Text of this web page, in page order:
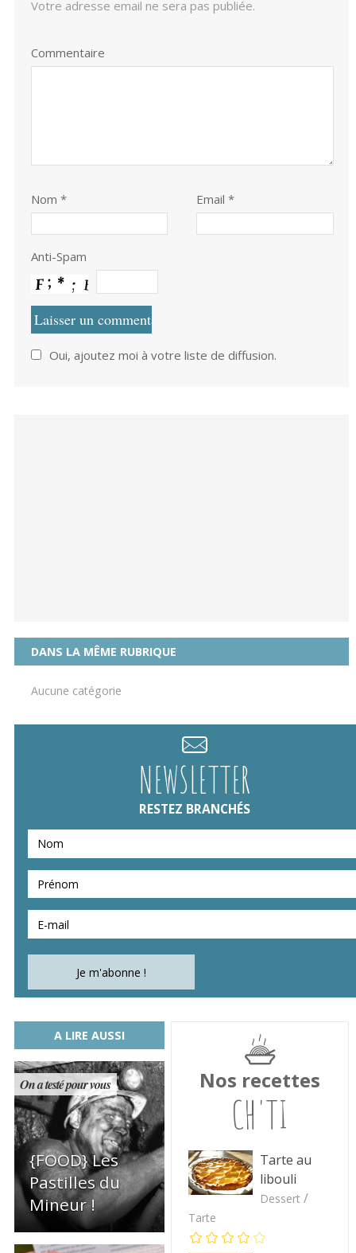
Votre adresse email ne sera pas publiée.
Commentaire
Nom * Email *
Anti-Spam
Oui, ajoutez moi à votre liste de diffusion.
DANS LA MÊME RUBRIQUE
Aucune catégorie
NEWSLETTER
RESTEZ BRANCHÉS
A LIRE AUSSI
On a testé pour vous
{FOOD} Les
Pastilles du
Mineur !
Nos recettes
CH'TI
Tarte au
libouli
Dessert /
Tarte